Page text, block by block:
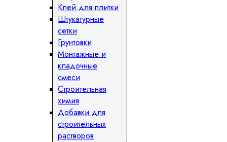
Клей для плитки
Штукатурные
сетки
Грунтовки
Монтажные и
кладочные
смеси
Строительная
химия
Добавки для
строительных
растворов